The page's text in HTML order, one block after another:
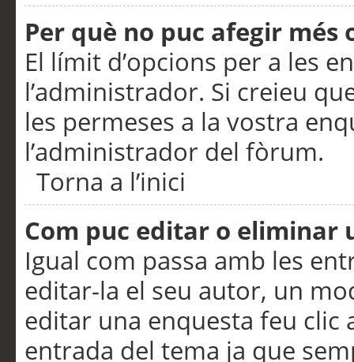
Per què no puc afegir més
El límit d’opcions per a les
l’administrador. Si creieu
les permeses a la vostra
l’administrador del fòrum.
Torna a l’inici
Com puc editar o eliminar
Igual com passa amb les
editar-la el seu autor, un
editar una enquesta feu clic
entrada del tema ja que